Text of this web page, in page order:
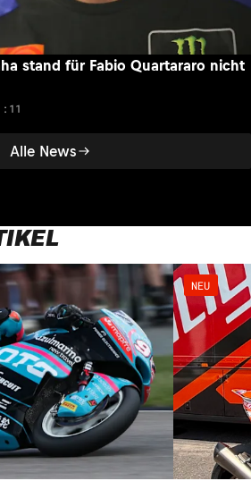
Alle News
stand für Fabio Quartararo nicht
NEU